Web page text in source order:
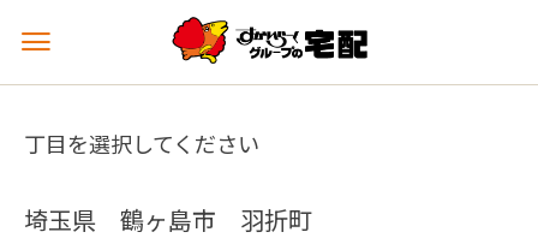
メ
ュ
を
丁目を選択してください
埼玉県 鶴ヶ島市 羽折町